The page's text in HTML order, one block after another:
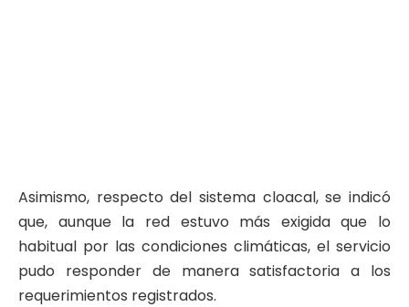
Asimismo, respecto del sistema cloacal, se indicó
que, aunque la red estuvo más exigida que lo
habitual por las condiciones climáticas, el servicio
pudo responder de manera satisfactoria a los
requerimientos registrados.